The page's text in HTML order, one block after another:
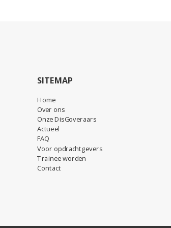
SITEMAP
Home
Over ons
Onze DisGoveraars
Actueel
FAQ
Voor opdrachtgevers
Trainee worden
Contact